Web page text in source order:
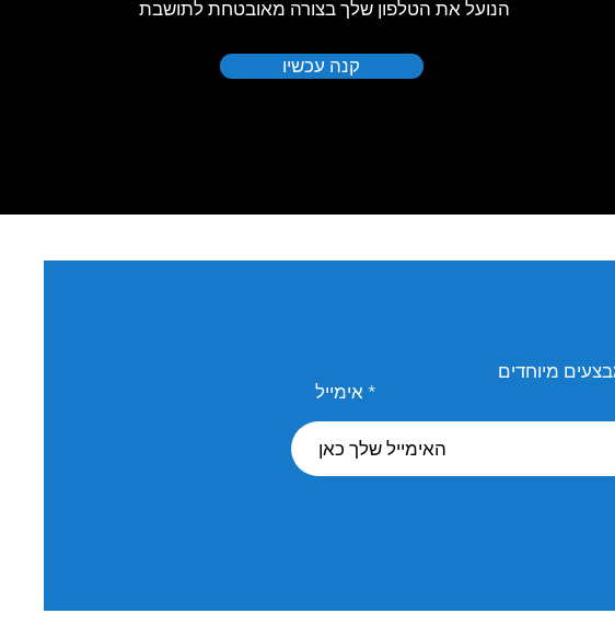
הנועל את הטלפון שלך בצורה מאובטחת לתושבת
קנה עכשיו
מיוחדים
אימייל